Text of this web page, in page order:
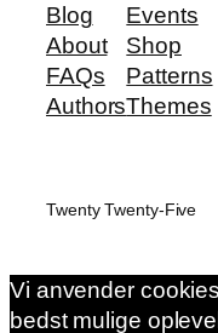
Blog
About
FAQs
Authors
Events
Shop
Patterns
Themes
Twenty Twenty-Five
Vi anvender
bedst mulige